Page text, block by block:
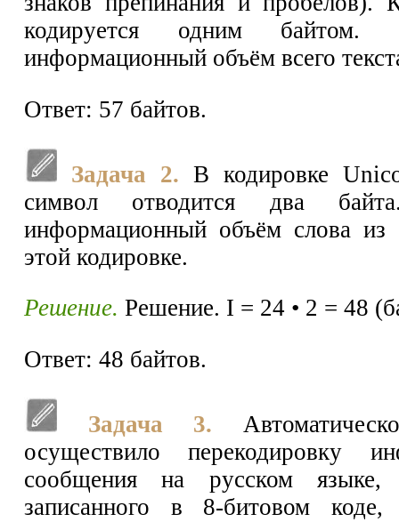
кодируется одним байтом.
информационный объём всего
Ответ: 57 байтов.
Задача 2. В кодировке
символ отводится два
информационный объём слова
этой кодировке.
Решение. Решение. I = 24 • 2 = 48
Ответ: 48 байтов.
Задача 3.
осуществило перекодировку
сообщения на русском языке,
записанного в 8-битовом